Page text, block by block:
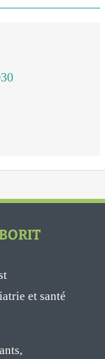
et santé